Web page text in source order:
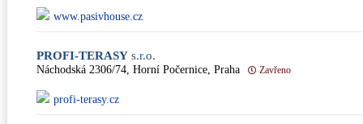
www.pasivhouse.cz
PROFI-TERASY s.r.o.
Náchodská 2306/74, Horní Počernice, Praha Zavřeno
profi-terasy.cz